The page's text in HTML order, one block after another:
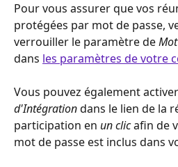
Pour vous assurer que vos
protégées par mot de passe,
verrouiller le paramètre de
dans les paramètres de votre
Vous pouvez également
d'Intégration dans le lien de la
participation en un clic afin de
mot de passe est inclus dans